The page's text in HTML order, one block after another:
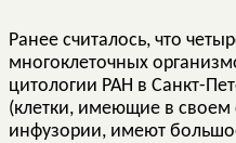
Ранее считалось, что
многоклеточных
цитологии РАН в Санкт-
(клетки, имеющие в своем
инфузории, имеют